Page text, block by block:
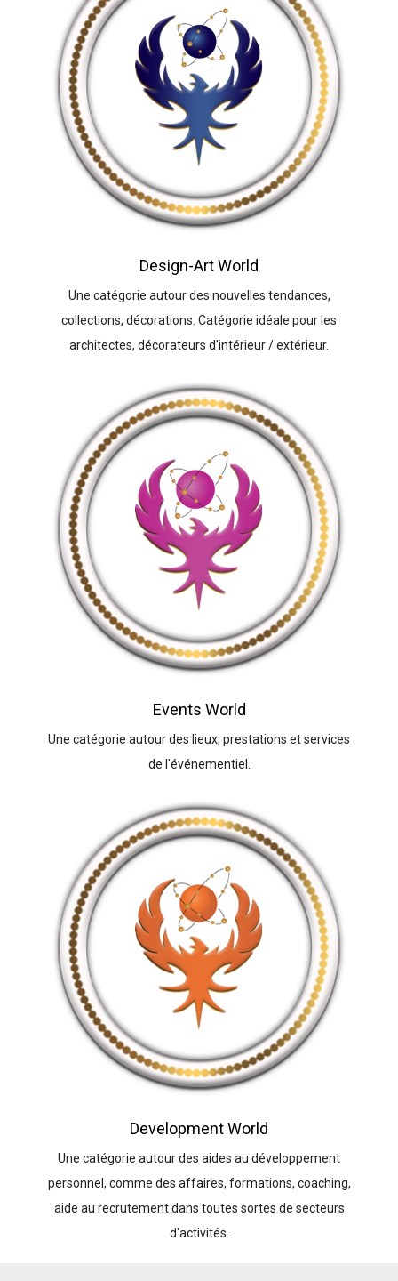
Design-Art World
Une catégorie autour des nouvelles tendances,
collections, décorations. Catégorie idéale pour les
architectes, décorateurs d'intérieur / extérieur.
Events World
Une catégorie autour des lieux, prestations et services
de l'événementiel.
Development World
Une catégorie autour des aides au développement
personnel, comme des affaires, formations, coaching,
aide au recrutement dans toutes sortes de secteurs
d'activités.